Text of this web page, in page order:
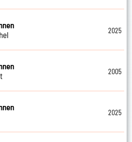
2025
2005
2025